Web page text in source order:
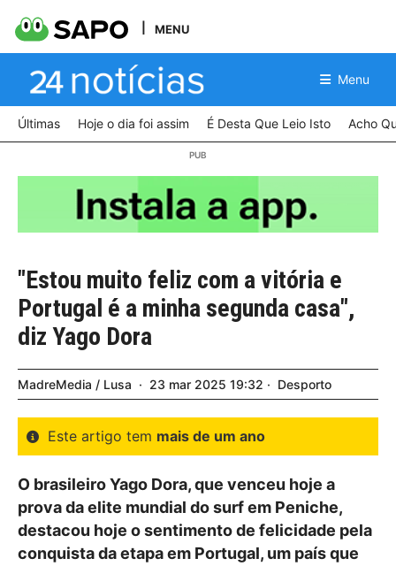
MENU
Menu
Últimas Hoje o dia foi assim É Desta Que Leio Isto Acho
"Estou muito feliz com a vitória e
Portugal é a minha segunda casa",
diz Yago Dora
MadreMedia / Lusa 23 mar 2025 19:32 Desporto
Este artigo tem mais de um ano
O brasileiro Yago Dora, que venceu hoje a
prova da elite mundial do surf em Peniche,
destacou hoje o sentimento de felicidade pela
conquista da etapa em Portugal, um país que